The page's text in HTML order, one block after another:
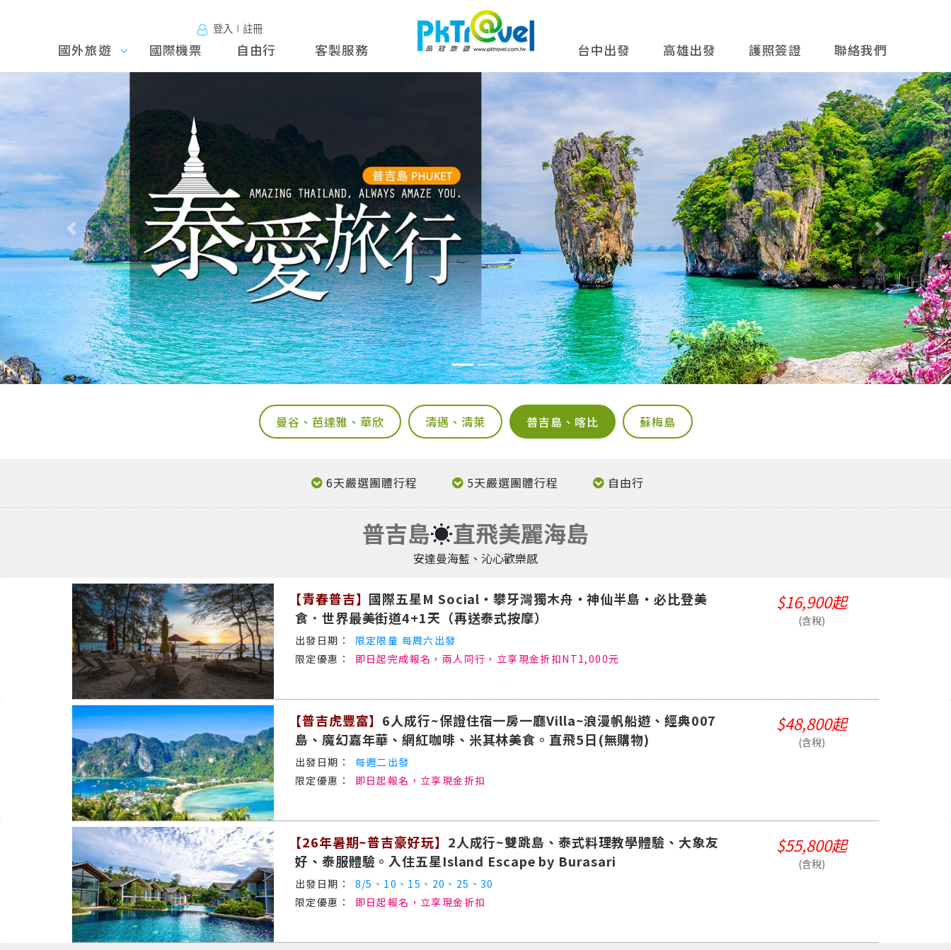
登入∣註冊
國外旅
遊
國外旅遊 國際機票 自由行 客製服務 台中出發 高雄出發 護照簽證 聯絡我們
往前 往後
曼谷、芭達雅、華欣 清邁、清萊 普吉島、喀比 蘇梅島
6天嚴選團體行程 5天嚴選團體行程 自由行
普吉島☀直飛美麗海島
安達曼海藍、沁心歡樂感
【青春普吉】 國際五星M Social・攀牙灣獨木舟・神仙半島・必比登美
食．世界最美街道4+1天（再送泰式按摩）
限定限量 每周六出發
即日起完成報名，兩人同行，立享現金折扣NT1,000元
$16,900起
(含稅)
【普吉虎豐富】 6人成行~保證住宿一房一廳Villa~浪漫帆船遊、經典007
島、魔幻嘉年華、網紅咖啡、米其林美食。直飛5日(無購物)
每週二出發
即日起報名，立享現金折扣
$48,800起
(含稅)
【26年暑期~普吉豪好玩】 2人成行~雙跳島、泰式料理教學體驗、大象友
好、泰服體驗。入住五星Island Escape by Burasari
8/5、10、15、20、25、30
即日起報名，立享現金折扣
$55,800起
(含稅)